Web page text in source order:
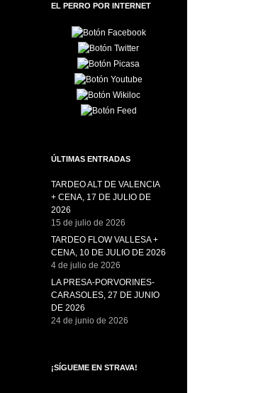
EL PERRO POR INTERNET
ÚLTIMAS ENTRADAS
TARDEO ALT DE VALENCIA
+ CENA, 17 DE JULIO DE
2026
15 de julio de 2026
TARDEO FLOW VALLESA +
CENA, 10 DE JULIO DE 2026
4 de julio de 2026
LA PRESA-PORVORINES-
CARASOLES, 27 DE JUNIO
DE 2026
24 de junio de 2026
¡SÍGUEME EN STRAVA!